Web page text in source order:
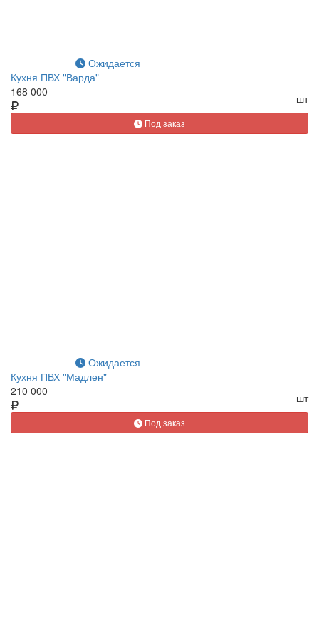
Ожидается
Кухня ПВХ "Варда"
168 000
шт
Под заказ
Ожидается
Кухня ПВХ "Мадлен"
210 000
шт
Под заказ